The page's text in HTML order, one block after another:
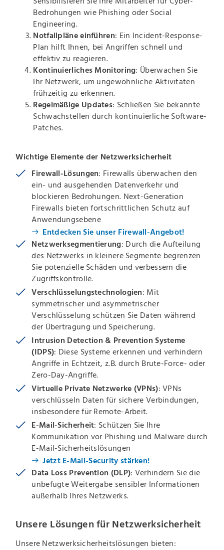
Bedrohungen wie Phishing oder Social
Engineering.
Notfallpläne einführen: Ein Incident-Response-
Plan hilft Ihnen, bei Angriffen schnell und
effektiv zu reagieren.
Kontinuierliches Monitoring: Überwachen Sie
Ihr Netzwerk, um ungewöhnliche Aktivitäten
frühzeitig zu erkennen.
Regelmäßige Updates: Schließen Sie bekannte
Schwachstellen durch kontinuierliche Software-
Patches.
Wichtige Elemente der Netzwerksicherheit
Firewall-Lösungen: Firewalls überwachen den
ein- und ausgehenden Datenverkehr und
blockieren Bedrohungen. Next-Generation
Firewalls bieten fortschrittlichen Schutz auf
Anwendungsebene
Entdecken Sie unser Firewall-Angebot!
Netzwerksegmentierung: Durch die Aufteilung
des Netzwerks in kleinere Segmente begrenzen
Sie potenzielle Schäden und verbessern die
Zugriffskontrolle.
Verschlüsselungstechnologien: Mit
symmetrischer und asymmetrischer
Verschlüsselung schützen Sie Daten während
der Übertragung und Speicherung.
Intrusion Detection & Prevention Systeme
(IDPS): Diese Systeme erkennen und verhindern
Angriffe in Echtzeit, z.B. durch Brute-Force- oder
Zero-Day-Angriffe.
Virtuelle Private Netzwerke (VPNs): VPNs
verschlüsseln Daten für sichere Verbindungen,
insbesondere für Remote-Arbeit.
E-Mail-Sicherheit: Schützen Sie Ihre
Kommunikation vor Phishing und Malware durch
E-Mail-Sicherheitslösungen
Jetzt E-Mail-Security stärken!
Data Loss Prevention (DLP): Verhindern Sie die
unbefugte Weitergabe sensibler Informationen
außerhalb Ihres Netzwerks.
Unsere Lösungen für Netzwerksicherheit
Unsere Netzwerksicherheitslösungen bieten: